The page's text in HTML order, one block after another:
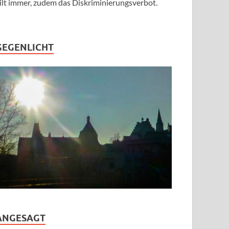
immer, zudem das Diskriminierungsverbot.